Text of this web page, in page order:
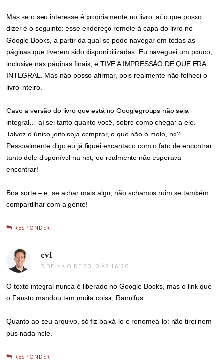
Mas se o seu interesse é propriamente no livro, aí o que posso
dizer é o seguinte: esse endereço remete à capa do livro no
Google Books, a partir da qual se pode navegar em todas as
páginas que tiverem sido disponibilizadas. Eu naveguei um pouco,
inclusive nas páginas finais, e TIVE A IMPRESSÃO DE QUE ERA
INTEGRAL. Mas não posso afirmar, pois realmente não folheei o
livro inteiro.
Caso a versão do livro que está no Googlegroups não seja
integral… aí sei tanto quanto você, sobre como chegar a ele.
Talvez o único jeito seja comprar, o que não é mole, né?
Pessoalmente digo eu já fiquei encantado com o fato de encontrar
tanto dele disponível na net; eu realmente não esperava
encontrar!
Boa sorte – e, se achar mais algo, não achamos ruim se também
compartilhar com a gente!
RESPONDER
cvl
3 DE MAIO DE 2010 ÀS 16:20
O texto integral nunca é liberado no Google Books, mas o link que
o Fausto mandou tem muita coisa, Ranulfus.
Quanto ao seu arquivo, só fiz baixá-lo e renomeá-lo: não tirei nem
pus nada nele.
RESPONDER